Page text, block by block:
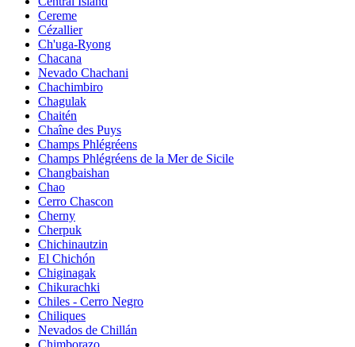
Cereme
Cézallier
Ch'uga-Ryong
Chacana
Nevado Chachani
Chachimbiro
Chagulak
Chaitén
Chaîne des Puys
Champs Phlégréens
Champs Phlégréens de la Mer de Sicile
Changbaishan
Chao
Cerro Chascon
Cherny
Cherpuk
Chichinautzin
El Chichón
Chiginagak
Chikurachki
Chiles - Cerro Negro
Chiliques
Nevados de Chillán
Chimborazo